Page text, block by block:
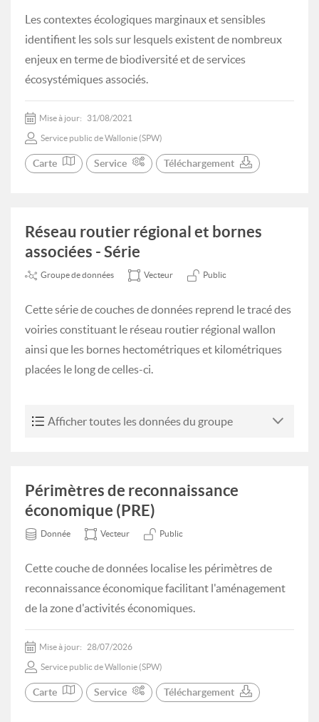
Les contextes écologiques marginaux et sensibles
identifient les sols sur lesquels existent de nombreux
enjeux en terme de biodiversité et de services
écosystémiques associés.
Mise à jour: 31/08/2021
Service public de Wallonie (SPW)
Carte Service Téléchargement
Réseau routier régional et bornes
associées - Série
Groupe de données Vecteur Public
Cette série de couches de données reprend le tracé des
voiries constituant le réseau routier régional wallon
ainsi que les bornes hectométriques et kilométriques
placées le long de celles-ci.
Afficher toutes les données du groupe
Périmètres de reconnaissance
économique (PRE)
Donnée Vecteur Public
Cette couche de données localise les périmètres de
reconnaissance économique facilitant l'aménagement
de la zone d'activités économiques.
Mise à jour: 28/07/2026
Service public de Wallonie (SPW)
Carte Service Téléchargement